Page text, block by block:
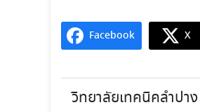
Facebook X
วิทยาลัยเทคนิคลำปาง